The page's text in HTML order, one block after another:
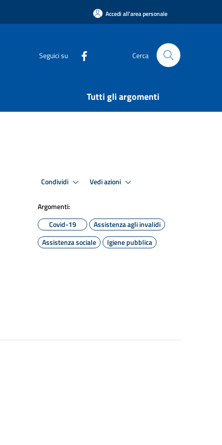
Accedi all'area personale
Seguici su Cerca
Tutti gli argomenti
Condividi Vedi azioni
Argomenti:
Covid-19
Assistenza agli invalidi
Assistenza sociale
Igiene pubblica